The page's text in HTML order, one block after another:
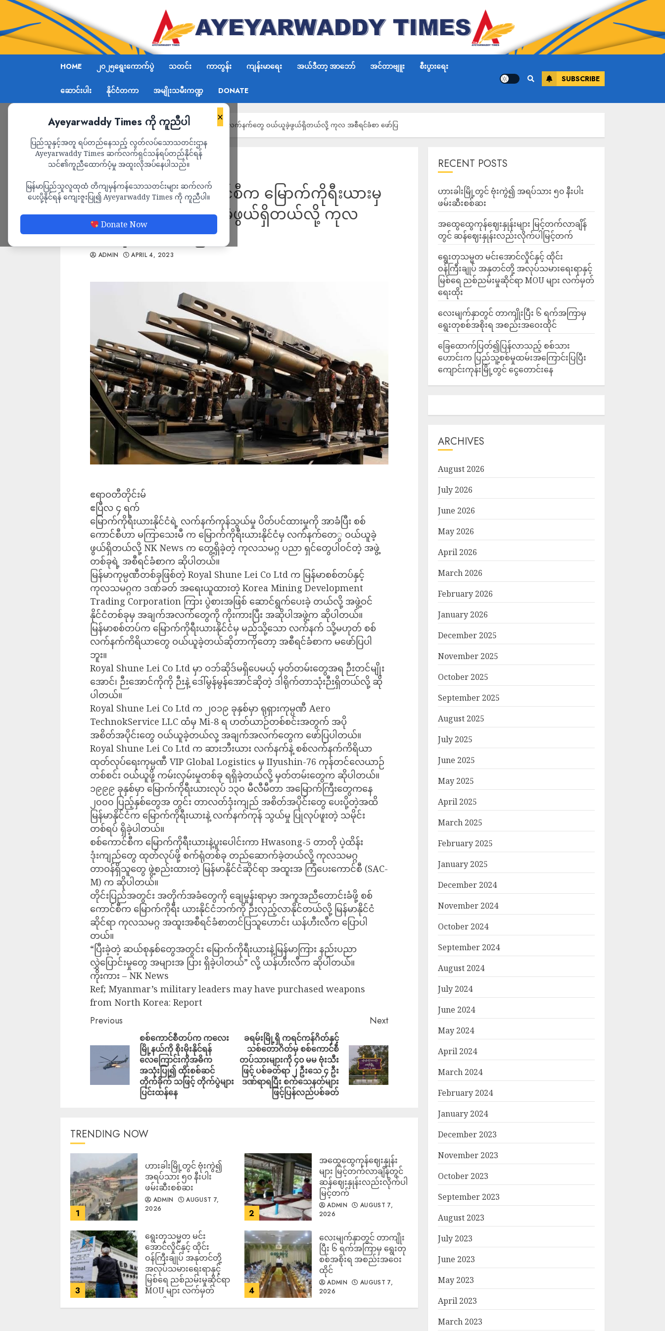
HOME ၂၀၂၅ရွေးကောက်ပွဲ သတင်း ကာတွန်း ကျန်းမာရေး အယ်ဒီတာ့ အာဘော် အင်တာဗျူး စီးပွားရေး
ဆောင်းပါး နိုင်ငံတကာ အမျိုးသမီးကဏ္ဍ DONATE
SUBSCRIBE
×
Ayeyarwaddy Times ကို ကူညီပါ
ပြည်သူနှင့်အတူ ရပ်တည်နေသည့် လွတ်လပ်သောသတင်းဌာန
Ayeyarwaddy Times ဆက်လက်ရှင်သန်ရပ်တည်နိုင်ရန်
သင်၏ကူညီထောက်ပံ့မှု အထူးလိုအပ်နေပါသည်။
မြန်မာပြည်သူလူထုထံ တိကျမှန်ကန်သောသတင်းများ ဆက်လက်
ပေးပို့နိုင်ရန် ကျေးဇူးပြု၍ Ayeyarwaddy Times ကို ကူညီပါ။
Donate Now
Home အာဏာသိမ်းစစ်ကောင်စီက မြောက်ကိုရီးယားမှ လက်နက်တွေ ဝယ်ယူခဲ့ဖွယ်ရှိတယ်လို့ ကုလ အစီရင်ခံစာ ဖော်ပြ
သတင်း
အာဏာသိမ်းစစ်ကောင်စီက မြောက်ကိုရီးယားမှ
လက်နက်တွေ ဝယ်ယူခဲ့ဖွယ်ရှိတယ်လို့ ကုလ
အစီရင်ခံစာ ဖော်ပြ
ADMIN APRIL 4, 2023
ဧရာဝတီတိုင်းမ်
ဧပြီလ ၄ ရက်
မြောက်ကိုရီးယားနိုင်ငံရဲ့ လက်နက်ကုန်သွယ်မှု ပိတ်ပင်ထားမှုကို အာခံပြီး စစ်
ကောင်စီဟာ မကြာသေးမီ က မြောက်ကိုရီးယားနိုင်ငံမှ လက်နက်တေွ ဝယ်ယူခဲ့
ဖွယ်ရှိတယ်လို့ NK News က တွေ့ရှိခဲ့တဲ့ ကုလသမဂ္ဂ ပညာ ရှင်တွေပါဝင်တဲ့ အဖွဲ့
တစ်ခုရဲ့ အစီရင်ခံစာက ဆိုပါတယ်။
မြန်မာကုမ္ပဏီတစ်ခုဖြစ်တဲ့ Royal Shune Lei Co Ltd က မြန်မာစစ်တပ်နှင့်
ကုလသမဂ္ဂက ဒဏ်ခတ် အရေးယူထားတဲ့ Korea Mining Development
Trading Corporation ကြား ပွဲစားအဖြစ် ဆောင်ရွက်ပေးခဲ့ တယ်လို့ အဖွဲ့ဝင်
နိုင်ငံတစ်ခုမှ အချက်အလက်တွေကို ကိုးကားပြီး အဆိုပါအဖွဲ့က ဆိုပါတယ်။
မြန်မာစစ်တပ်က မြောက်ကိုရီးယားနိုင်ငံမှ မည်သို့သော လက်နက် သို့မဟုတ် စစ်
လက်နက်ကိရိယာတွေ ဝယ်ယူခဲ့တယ်ဆိုတာကိုတော့ အစီရင်ခံစာက မဖော်ပြပါ
ဘူး။
Royal Shune Lei Co Ltd မှာ ဝဘ်ဆိုဒ်မရှိပေမယ့် မှတ်တမ်းတွေအရ ဉီးတင်မျိုး
အောင်၊ ဉီးအောင်ကိုကို ဉီးနဲ့ ဒေါ်မွန်မွန်အောင်ဆိုတဲ့ ဒါရိုက်တာသုံးဉီးရှိတယ်လို့ ဆို
ပါတယ်။
Royal Shune Lei Co Ltd က ၂၀၁၉ ခုနှစ်မှာ ရုရှားကုမ္ပဏီ Aero
TechnokService LLC ထံမှ Mi-8 ရ ဟတ်ယာဉ်တစ်စင်းအတွက် အပို
အစိတ်အပိုင်းတွေ ဝယ်ယူခဲ့တယ်လု့ အချက်အလက်တွေက ဖော်ပြပါတယ်။
Royal Shune Lei Co Ltd က ဆားဘီးယား လက်နက်နဲ့ စစ်လက်နက်ကိရိယာ
ထုတ်လုပ်ရေးကုမ္ပဏီ VIP Global Logistics မှ IIyushin-76 ကုန်တင်လေယာဉ်
တစ်စင်း ဝယ်ယူဖို့ ကမ်းလှမ်းမှုတစ်ခု ရရှိခဲ့တယ်လို့ မှတ်တမ်းတွေက ဆိုပါတယ်။
၁၉၉၉ ခုနှစ်မှာ မြောက်ကိုရီးယားလုပ် ၁၃၀ မီလီမီတာ အမြောက်ကြီးတွေကနေ
၂၀၀၀ ပြည့်နှစ်တွေအ တွင်း တာလတ်ဒုံးကျည် အစိတ်အပိုင်းတွေ ပေးပို့တဲ့အထိ
မြန်မာနိုင်ငံက မြောက်ကိုရီးယားနဲ့ လက်နက်ကုန် သွယ်မှု ပြုလုပ်ဖူးတဲ့ သမိုင်း
တစ်ရပ် ရှိခဲ့ပါတယ်။
စစ်ကောင်စီက မြောက်ကိုရီးယားနဲ့ပူးပေါင်းကာ Hwasong-5 တာတို ပဲ့ထိန်း
ဒုံးကျည်တွေ ထုတ်လုပ်ဖို့ စက်ရုံတစ်ခု တည်ဆောက်ခဲ့တယ်လို့ ကုလသမဂ္ဂ
တာဝန်ရှိသူတွေ ဖွဲ့စည်းထားတဲ့ မြန်မာနိုင်ငံဆိုင်ရာ အထူးအ ကြံပေးကောင်စီ (SAC-
M) က ဆိုပါတယ်။
တိုင်းပြည်အတွင်း အတိုက်အခံတွေကို ချေမှုန်းရာမှာ အကူအညီတောင်းခံဖို့ စစ်
ကောင်စီက မြောက်ကိုရီး ယားနိုင်ငံဘက်ကို ဉီးလှည့်လာနိုင်တယ်လို့ မြန်မာနိုင်ငံ
ဆိုင်ရာ ကုလသမဂ္ဂ အထူးအစီရင်ခံစာတင်ပြသူဟောင်း ယန်ဟီးလီက ပြောပါ
တယ်။
“ပြီးခဲ့တဲ့ ဆယ်စုနှစ်တွေအတွင်း မြောက်ကိုရီးယားနဲ့မြန်မာကြား နည်းပညာ
လွှဲပြောင်းမှုတွေ အများအ ပြား ရှိခဲ့ပါတယ်” လို့ ယန်ဟီးလီက ဆိုပါတယ်။
ကိုးကား – NK News
Ref; Myanmar’s military leaders may have purchased weapons
from North Korea: Report
Previous
စစ်ကောင်စီတပ်က ကလေး
မြို့နယ်ကို စိုးမိုးနိုင်ရန်
လေကြောင်းကိုအဓိက
အသုံးပြု၍ ထိုးစစ်ဆင်
တိုက်ခိုက် သဖြင့် တိုက်ပွဲများ
ပြင်းထန်နေ
Next
ခရမ်းမြို့ရှိ ကရင်ကန်ဂိတ်နှင့်
သစ်တောဂိတ်မှ စစ်ကောင်စီ
တပ်သားများကို ၄၀ မမ ဗုံးသီး
ဖြင့် ပစ်ခတ်ရာ ၂ ဦးသေ ၄ ဦး
ဒဏ်ရာရပြီး စက်သေနတ်များ
ဖြင့်ပြန်လည်ပစ်ခတ်
TRENDING NOW
1
ဟားခါးမြို့တွင် ဗုံးကွဲ၍
အရပ်သား ၅၀ နီးပါး
ဖမ်းဆီးစစ်ဆး
ADMIN
AUGUST 7,
2026
2
အထွေထွေကုန်ဈေးနှုန်း
များ မြင့်တက်လာချိန်တွင်
ဆန်ဈေးနှုန်းလည်းလိုက်ပါ
မြင့်တက်
ADMIN
AUGUST 7,
2026
3
ရွေးတုသမ္မတ မင်း
အောင်လှိုင်နှင့် ထိုင်း
ဝန်ကြီးချုပ် အနုတင်တို့
အလုပ်သမားရေးရာနှင့်
မြစ်ရေ ညစ်ညမ်းမှုဆိုင်ရာ
MOU များ လက်မှတ်
ရေးထိုး
4
လေးမျက်နှာတွင် တာကျိုး
ပြီး ၆ ရက်အကြာမှ ရွေးတု
စစ်အစိုးရ အစည်းအဝေး
ထိုင်
ADMIN
AUGUST 7,
2026
RECENT POSTS
ဟားခါးမြို့တွင် ဗုံးကွဲ၍ အရပ်သား ၅၀ နီးပါး
ဖမ်းဆီးစစ်ဆး
အထွေထွေကုန်ဈေးနှုန်းများ မြင့်တက်လာချိန်
တွင် ဆန်ဈေးနှုန်းလည်းလိုက်ပါမြင့်တက်
ရွေးတုသမ္မတ မင်းအောင်လှိုင်နှင့် ထိုင်း
ဝန်ကြီးချုပ် အနုတင်တို့ အလုပ်သမားရေးရာနှင့်
မြစ်ရေ ညစ်ညမ်းမှုဆိုင်ရာ MOU များ လက်မှတ်
ရေးထိုး
လေးမျက်နှာတွင် တာကျိုးပြီး ၆ ရက်အကြာမှ
ရွေးတုစစ်အစိုးရ အစည်းအဝေးထိုင်
ခြေထောက်ပြတ်၍ပြန်လာသည့် စစ်သား
ဟောင်းက ပြည်သူ့စစ်မှုထမ်းအကြောင်းပြပြီး
ကျောင်းကုန်းမြို့တွင် ငွေတောင်းနေ
ARCHIVES
August 2026
July 2026
June 2026
May 2026
April 2026
March 2026
February 2026
January 2026
December 2025
November 2025
October 2025
September 2025
August 2025
July 2025
June 2025
May 2025
April 2025
March 2025
February 2025
January 2025
December 2024
November 2024
October 2024
September 2024
August 2024
July 2024
June 2024
May 2024
April 2024
March 2024
February 2024
January 2024
December 2023
November 2023
October 2023
September 2023
August 2023
July 2023
June 2023
May 2023
April 2023
March 2023